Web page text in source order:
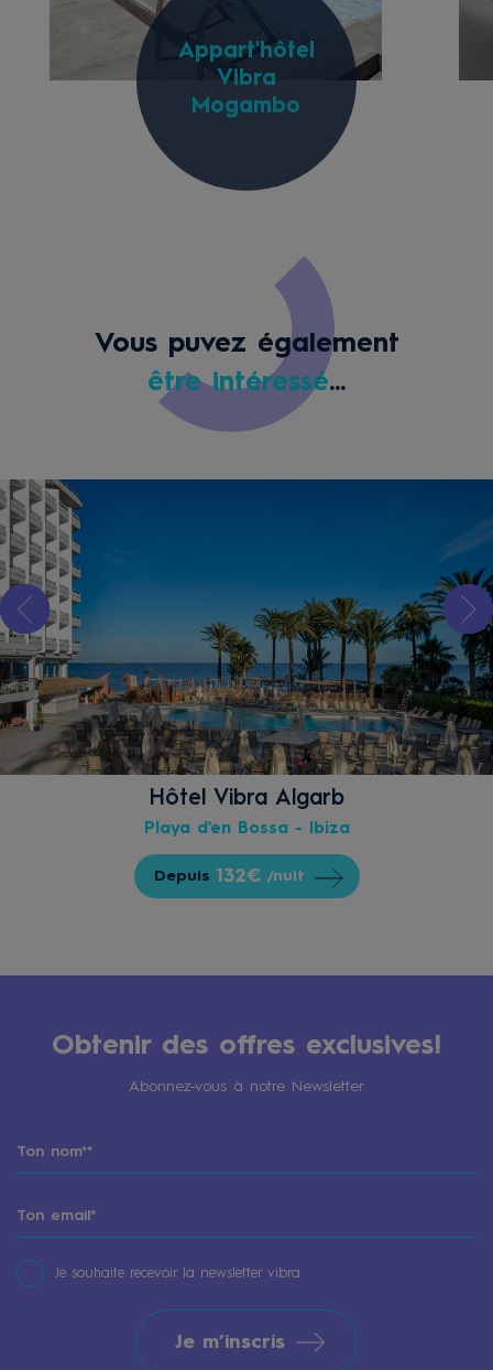
Appart'hôtel
Vibra
Mogambo
Vous puvez également
être intéressé...
Hôtel Vibra Algarb
Playa d'en Bossa - Ibiza
Depuis 132€ /nuit
Obtenir des offres exclusives!
Abonnez-vous à notre Newsletter
Je souhaite recevoir la newsletter vibra
Je m’inscris